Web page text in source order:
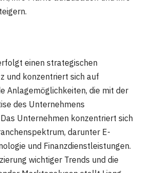
einen strategischen
und konzentriert sich auf
Anlagemöglichkeiten, die mit der
des Unternehmens
Unternehmen konzentriert sich
darunter E-
und Finanzdienstleistungen.
wichtiger Trends und die